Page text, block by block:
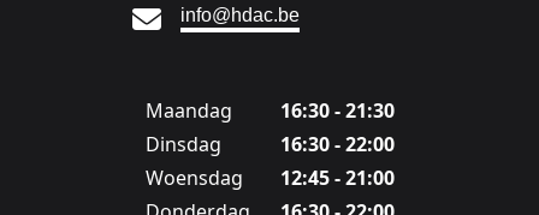
Ga naar:
info@hdac.be
Maandag
16:30 - 21:30
Dinsdag
16:30 - 22:00
Woensdag
12:45 - 21:00